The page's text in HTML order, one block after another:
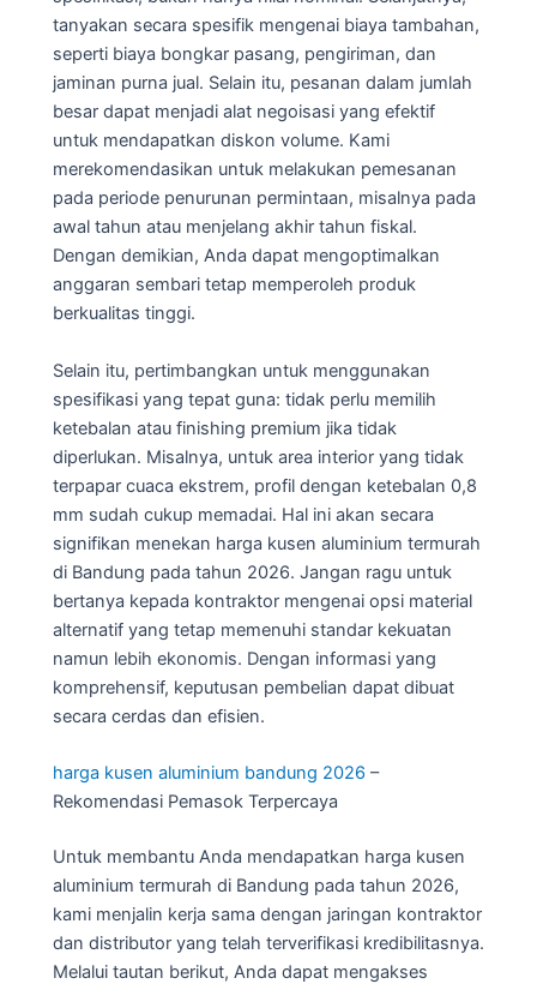
tanyakan secara spesifik mengenai biaya tambahan,
seperti biaya bongkar pasang, pengiriman, dan
jaminan purna jual. Selain itu, pesanan dalam jumlah
besar dapat menjadi alat negoisasi yang efektif
untuk mendapatkan diskon volume. Kami
merekomendasikan untuk melakukan pemesanan
pada periode penurunan permintaan, misalnya pada
awal tahun atau menjelang akhir tahun fiskal.
Dengan demikian, Anda dapat mengoptimalkan
anggaran sembari tetap memperoleh produk
berkualitas tinggi.
Selain itu, pertimbangkan untuk menggunakan
spesifikasi yang tepat guna: tidak perlu memilih
ketebalan atau finishing premium jika tidak
diperlukan. Misalnya, untuk area interior yang tidak
terpapar cuaca ekstrem, profil dengan ketebalan 0,8
mm sudah cukup memadai. Hal ini akan secara
signifikan menekan harga kusen aluminium termurah
di Bandung pada tahun 2026. Jangan ragu untuk
bertanya kepada kontraktor mengenai opsi material
alternatif yang tetap memenuhi standar kekuatan
namun lebih ekonomis. Dengan informasi yang
komprehensif, keputusan pembelian dapat dibuat
secara cerdas dan efisien.
harga kusen aluminium bandung 2026 –
Rekomendasi Pemasok Terpercaya
Untuk membantu Anda mendapatkan harga kusen
aluminium termurah di Bandung pada tahun 2026,
kami menjalin kerja sama dengan jaringan kontraktor
dan distributor yang telah terverifikasi kredibilitasnya.
Melalui tautan berikut, Anda dapat mengakses